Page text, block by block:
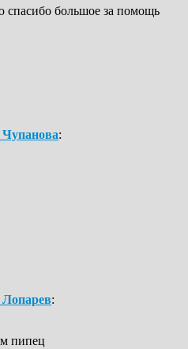
большое за помощь
:
:
пипец